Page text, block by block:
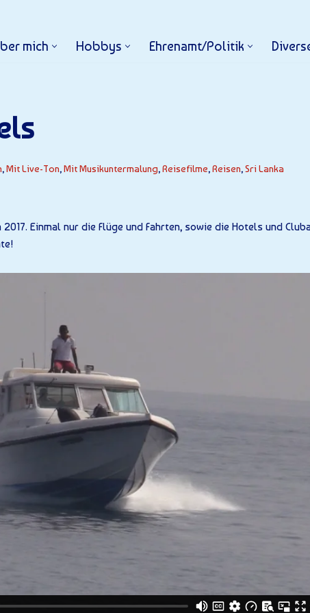
mich Hobbys Ehrenamt/Politik
,Mit Live-Ton,Mit Musikuntermalung,Reisefilme,Reisen,Sri Lanka
Einmal nur die Flüge und Fahrten, sowie die Hotels und